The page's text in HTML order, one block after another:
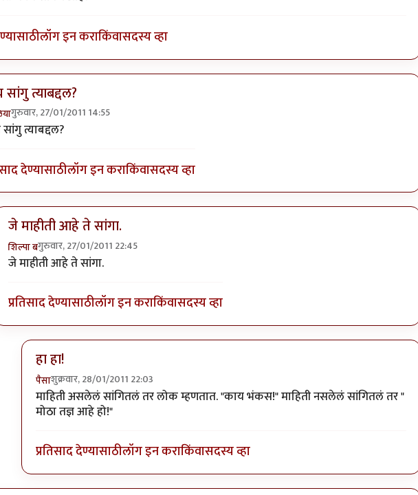
लॉग इन कराकिंवासदस्य व्हा
त्याबद्दल?
गुरुवार, 27/01/2011 14:55
to>>कारण मुळात कृष्ण हीच
त्याबद्दल?
देण्यासाठीलॉग इन कराकिंवासदस्य व्हा
जे माहीती आहे ते सांगा.
शिल्पा बगुरुवार, 27/01/2011 22:45
In reply toकाय सांगु त्याबद्दल?
जे माहीती आहे ते सांगा.
प्रतिसाद देण्यासाठीलॉग इन कराकिंवासदस्य व्हा
हा हा!
पैसाशुक्रवार, 28/01/2011 22:03
In reply toजे माहीती आहे ते सांगा.byशिल्पा ब
माहिती असलेलं सांगितलं तर लोक म्हणतात. "काय भंकस!" माहिती नसलेलं सांगितलं तर "
मोठा तज्ञ आहे हो!"
प्रतिसाद देण्यासाठीलॉग इन कराकिंवासदस्य व्हा